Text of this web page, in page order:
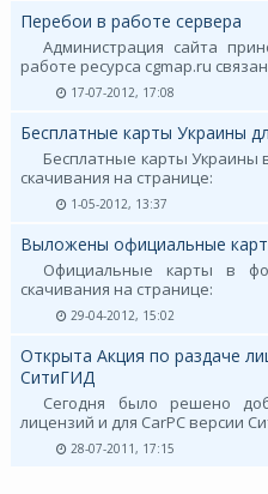
Перебои в работе сервера
Администрация сайта
работе ресурса cgmap.ru
17-07-2012, 17:08
Бесплатные карты Украины
Бесплатные карты Украины
скачивания на странице:
1-05-2012, 13:37
Выложены официальные
Официальные карты в
скачивания на странице:
29-04-2012, 15:02
Открыта Акция по раздаче
СитиГИД
Сегодня было решено
лицензий и для CarPC версии
28-07-2011, 17:15